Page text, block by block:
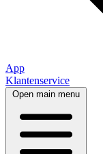
App
Klantenservice
Open main menu